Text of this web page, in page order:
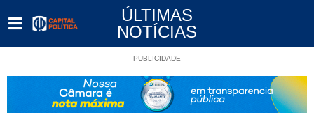
ÚLTIMAS
NOTÍCIAS
PUBLICIDADE